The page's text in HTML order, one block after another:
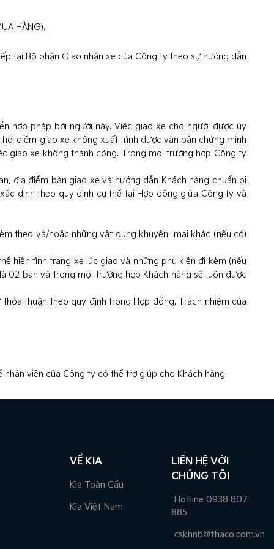
HÀNG).
tại Bộ phận Giao nhận xe của Công ty theo sự hướng dẫn
hợp pháp bởi người này. Việc giao xe cho người được ủy
điểm giao xe không xuất trình được văn bản chứng minh
giao xe không thành công. Trong mọi trường hợp Công ty
địa điểm bàn giao xe và hướng dẫn Khách hàng chuẩn bị
định theo quy định cụ thể tại Hợp đồng giữa Công ty và
theo và/hoặc những vật dụng khuyến mại khác (nếu có)
hiện tình trạng xe lúc giao và những phụ kiện đi kèm (nếu
02 bản và trong mọi trường hợp Khách hàng sẽ luôn được
thuận theo quy định trong Hợp đồng. Trách nhiệm của
viên của Công ty có thể trợ giúp cho Khách hàng.
VỀ KIA
Kia Toàn Cầu
Kia Việt Nam
LIÊN HỆ VỚI
CHÚNG TÔI
Hotline 0938 807
885
cskhnb@thaco.com.vn